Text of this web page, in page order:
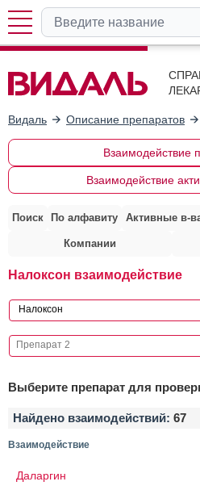
Видаль Описание препаратов
Взаимодействие
Взаимодействие
Поиск По алфавиту Активные в-
Компании
Налоксон взаимодействие
Выберите препарат для
Найдено взаимодействий: 67
Взаимодействие
Даларгин